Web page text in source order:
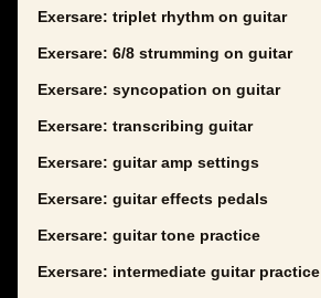
Exersare: triplet rhythm on guitar
Exersare: 6/8 strumming on guitar
Exersare: syncopation on guitar
Exersare: transcribing guitar
Exersare: guitar amp settings
Exersare: guitar effects pedals
Exersare: guitar tone practice
Exersare: intermediate guitar practice